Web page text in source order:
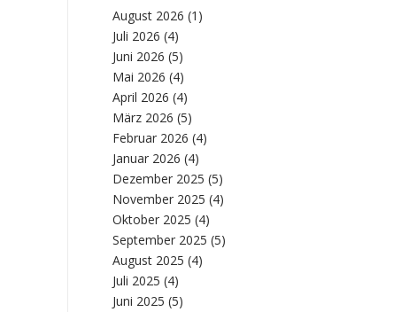
August 2026 (1)
Juli 2026 (4)
Juni 2026 (5)
Mai 2026 (4)
April 2026 (4)
März 2026 (5)
Februar 2026 (4)
Januar 2026 (4)
Dezember 2025 (5)
November 2025 (4)
Oktober 2025 (4)
September 2025 (5)
August 2025 (4)
Juli 2025 (4)
Juni 2025 (5)